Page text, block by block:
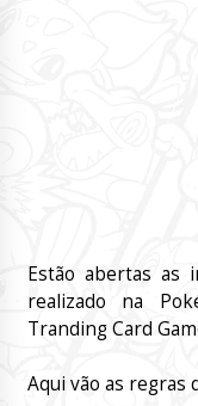
Estão abertas as
realizado na
Tranding Card
Aqui vão as regras